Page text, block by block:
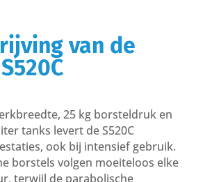
van de
25 kg borsteldruk en
tanks levert de S520C
ook bij intensief gebruik.
borstels volgen moeiteloos elke
terwijl de parabolische